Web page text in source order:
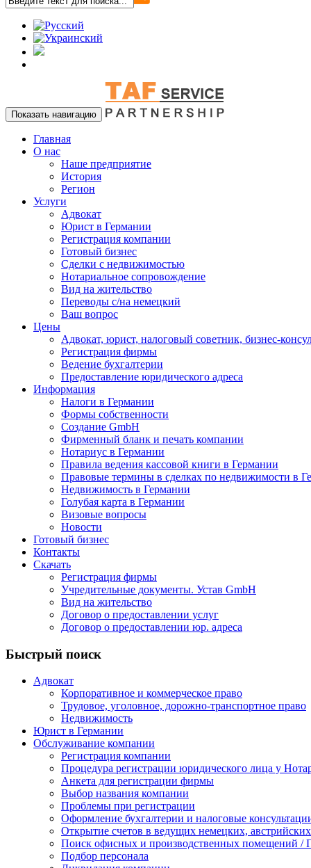
Показать навигацию
Главная
О нас
Наше предприятие
История
Регион
Услуги
Адвокат
Юрист в Германии
Регистрация компании
Готовый бизнес
Сделки с недвижимостью
Нотариальное сопровождение
Вид на жительство
Переводы с/на немецкий
Ваш вопрос
Цены
Адвокат, юрист, налоговый советник, бизнес-
Регистрация фирмы
Ведение бухгалтерии
Предоставление юридического адреса
Информация
Налоги в Германии
Формы собственности
Создание GmbH
Фирменный бланк и печать компании
Нотариус в Германии
Правила ведения кассовой книги в Германии
Правовые термины в сделках по недвижимости в
Недвижимость в Германии
Голубая карта в Германии
Визовые вопросы
Новости
Готовый бизнес
Контакты
Скачать
Регистрация фирмы
Учредительные документы. Устав GmbH
Вид на жительство
Договор о предоставлении услуг
Договор о предоставлении юр. адреса
Быстрый поиск
Адвокат
Корпоративное и коммерческое право
Трудовое, уголовное, дорожно-транспортное право
Недвижимость
Юрист в Германии
Обслуживание компании
Регистрация компании
Процедура регистрации юридического лица у
Анкета для регистрации фирмы
Выбор названия компании
Проблемы при регистрации
Оформление бухгалтерии и налоговые
Открытие счетов в ведущих немецких,
Поиск офисных и производственных помещений /
Подбор персонала